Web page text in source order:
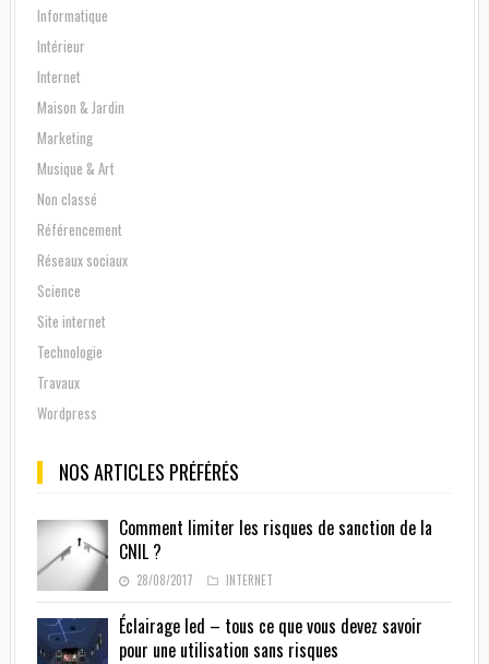
Informatique
Intérieur
Internet
Maison & Jardin
Marketing
Musique & Art
Non classé
Référencement
Réseaux sociaux
Science
Site internet
Technologie
Travaux
Wordpress
NOS ARTICLES PRÉFÉRÉS
Comment limiter les risques de sanction de la
CNIL ?
28/08/2017 INTERNET
Éclairage led – tous ce que vous devez savoir
pour une utilisation sans risques